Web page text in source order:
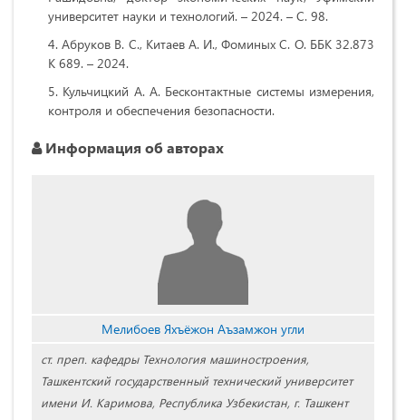
университет науки и технологий. – 2024. – С. 98.
Абруков В. С., Китаев А. И., Фоминых С. О. ББК 32.873
К 689. – 2024.
Кульчицкий А. А. Бесконтактные системы измерения,
контроля и обеспечения безопасности.
Информация об авторах
Мелибоев Яхъёжон Аъзамжон угли
ст. преп. кафедры Технология машиностроения,
Ташкентский государственный технический университет
имени И. Каримова, Республика Узбекистан, г. Ташкент